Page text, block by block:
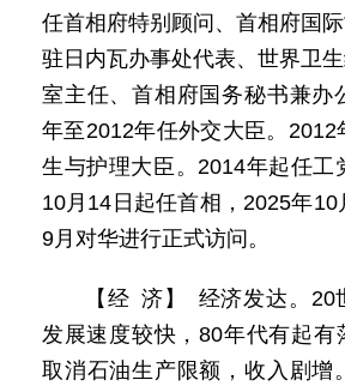
任首相府特别顾问、首相府国
驻日内瓦办事处代表、世界卫
室主任、首相府国务秘书兼办
年至2012年任外交大臣。2012
生与护理大臣。2014年起任工
10月14日起任首相，2025年
9月对华进行正式访问。
【经 济】 经济发达。20
发展速度较快，80年代有起有
取消石油生产限额，收入剧增